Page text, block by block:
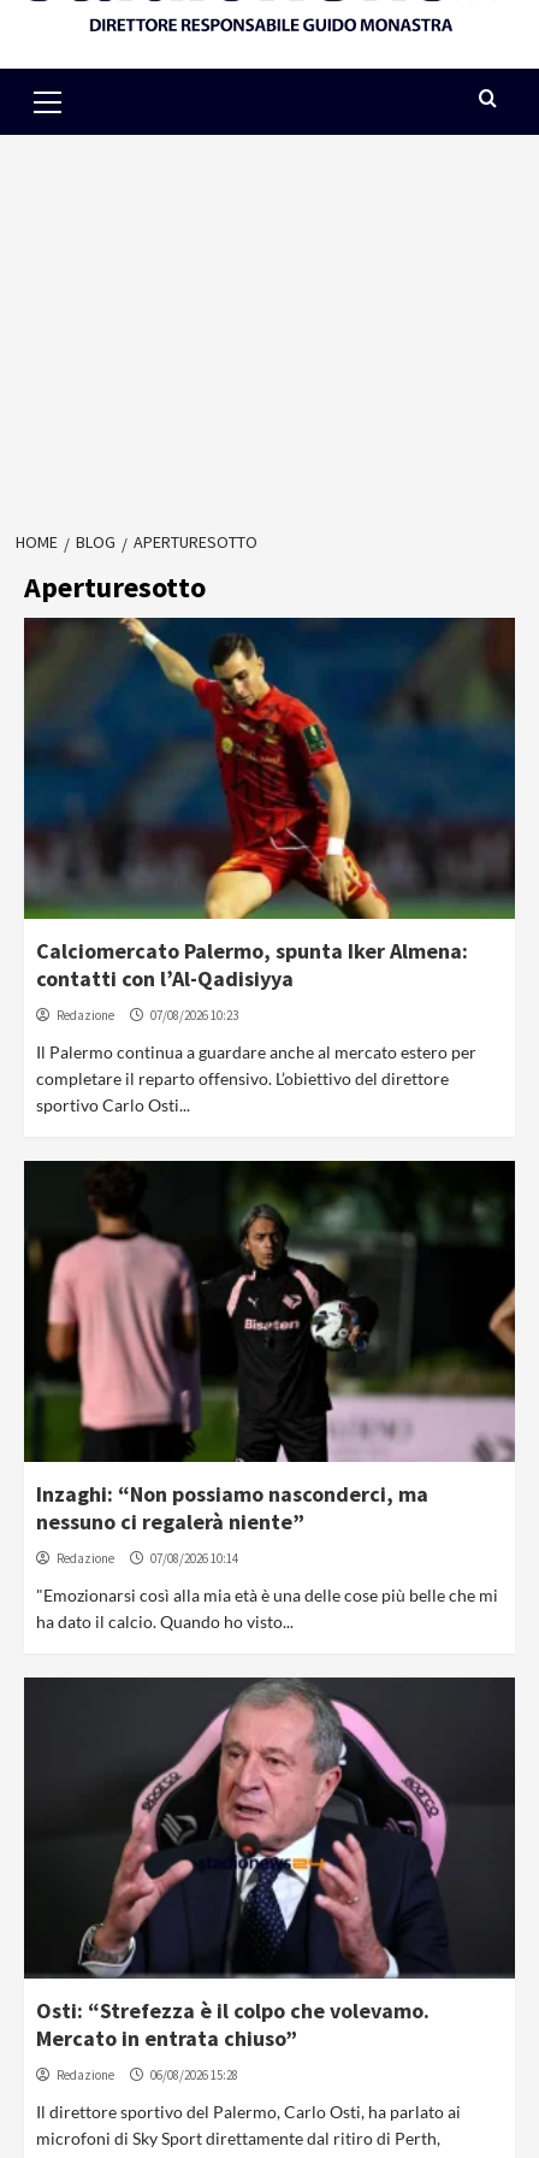
Menu
HOME BLOG APERTURESOTTO
Aperturesotto
Calciomercato Palermo, spunta Iker Almena:
contatti con l’Al-Qadisiyya
Redazione 07/08/2026 10:23
Il Palermo continua a guardare anche al mercato estero per
completare il reparto offensivo. L’obiettivo del direttore
sportivo Carlo Osti...
Inzaghi: “Non possiamo nasconderci, ma
nessuno ci regalerà niente”
Redazione 07/08/2026 10:14
"Emozionarsi così alla mia età è una delle cose più belle che mi
ha dato il calcio. Quando ho visto...
Osti: “Strefezza è il colpo che volevamo.
Mercato in entrata chiuso”
Redazione 06/08/2026 15:28
Il direttore sportivo del Palermo, Carlo Osti, ha parlato ai
microfoni di Sky Sport direttamente dal ritiro di Perth,